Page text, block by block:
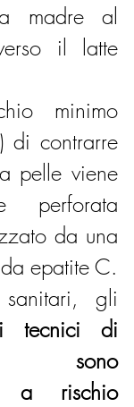
madre al
il latte
minimo
di contrarre
pelle viene
perforata
da una
epatite C.
gli
tecnici di
sono
a rischio